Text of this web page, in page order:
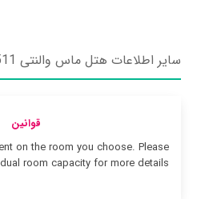
سایر اطلاعات هتل ماس والنتی 1511
قوانین
on the room you choose. Please
room capacity for more details.